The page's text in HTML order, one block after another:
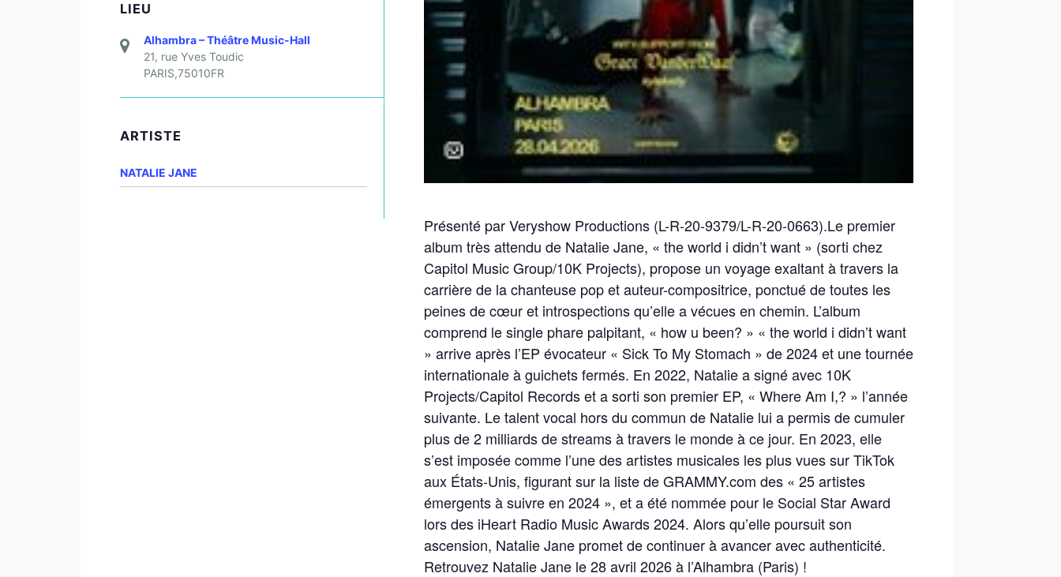
Présenté par Veryshow Productions (L-R-20-9379/L-R-20-0663).Le premier
album très attendu de Natalie Jane, « the world i didn’t want » (sorti chez
Capitol Music Group/10K Projects), propose un voyage exaltant à travers la
carrière de la chanteuse pop et auteur-compositrice, ponctué de toutes les
peines de cœur et introspections qu’elle a vécues en chemin. L’album
comprend le single phare palpitant, « how u been? » « the world i didn’t want
» arrive après l’EP évocateur « Sick To My Stomach » de 2024 et une tournée
internationale à guichets fermés. En 2022, Natalie a signé avec 10K
Projects/Capitol Records et a sorti son premier EP, « Where Am I,? » l’année
suivante. Le talent vocal hors du commun de Natalie lui a permis de cumuler
plus de 2 milliards de streams à travers le monde à ce jour. En 2023, elle
s’est imposée comme l’une des artistes musicales les plus vues sur TikTok
aux États-Unis, figurant sur la liste de GRAMMY.com des « 25 artistes
émergents à suivre en 2024 », et a été nommée pour le Social Star Award
lors des iHeart Radio Music Awards 2024. Alors qu’elle poursuit son
ascension, Natalie Jane promet de continuer à avancer avec authenticité.
Retrouvez Natalie Jane le 28 avril 2026 à l’Alhambra (Paris) !
LIEU
Alhambra – Théâtre Music-Hall
21, rue Yves Toudic
PARIS,75010FR
ARTISTE
NATALIE JANE